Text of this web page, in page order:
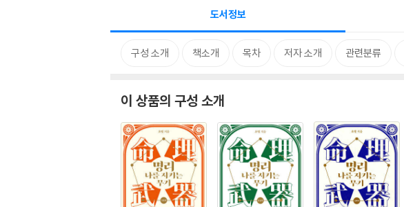
도서정보
구성 소개 책소개 목차 저자 소개 관련분류
이 상품의 구성 소개